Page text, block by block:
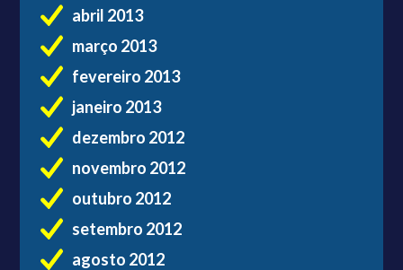
abril 2013
março 2013
fevereiro 2013
janeiro 2013
dezembro 2012
novembro 2012
outubro 2012
setembro 2012
agosto 2012